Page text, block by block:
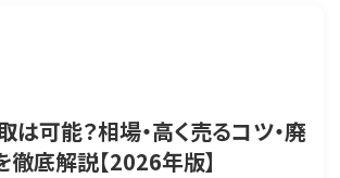
可能？相場・高く売るコツ・廃
底解説【2026年版】